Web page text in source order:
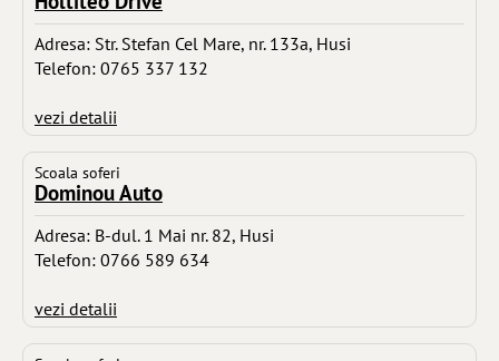
Adresa: Str. Stefan Cel Mare, nr. 133a, Husi
Telefon: 0765 337 132
vezi detalii
Scoala soferi
Dominou Auto
Adresa: B-dul. 1 Mai nr. 82, Husi
Telefon: 0766 589 634
vezi detalii